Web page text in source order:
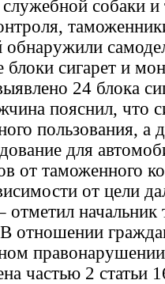
собаки и
блоки сигарет и
24 блока
пояснил, что
пользования, а
для
от таможенного
от цели
отметил
отношении
частью 2